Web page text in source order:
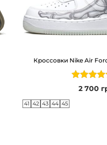
C
r
e
m
s
Кроссовки Nike Air
2 700
41 42 43 44 45